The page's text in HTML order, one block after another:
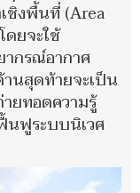
ชิงพื้นที่ (Area
ยจะใช้
ากรณ์อากาศ
นสุดท้ายจะเป็น
ยทอดความรู้
นฟูระบบนิเวศ